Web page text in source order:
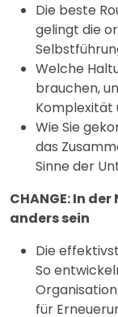
Die beste
gelingt die
Welche
brauchen,
Komplexität
Wie Sie
das
Sinne der
CHANGE: In
anders sein
Die
So
für